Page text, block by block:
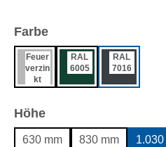
Farbeauswählen
Feuer
verzin
kt
RAL
6005
RAL
7016
Höheauswählen
630 mm 830 mm 1.030